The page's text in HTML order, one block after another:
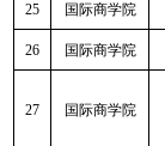
25 国际商学院
26 国际商学院
27 国际商学院